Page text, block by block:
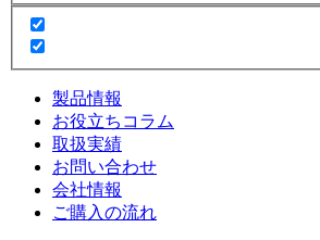
製品情報
お役立ちコラム
取扱実績
お問い合わせ
会社情報
ご購入の流れ